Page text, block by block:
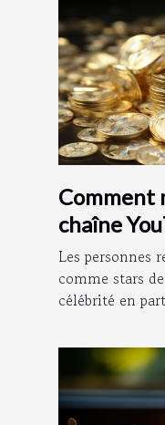
Comment
chaîne
de l’argent
Les personnes
comme stars
célébrité en